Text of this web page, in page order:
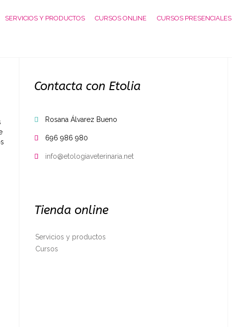
SERVICIOS Y PRODUCTOS CURSOS ONLINE CURSOS PRESENCIALES
Contacta con Etolia
 Rosana Álvarez Bueno
 696 986 980
 info@etologiaveterinaria.net
Tienda online
Servicios y productos
Cursos